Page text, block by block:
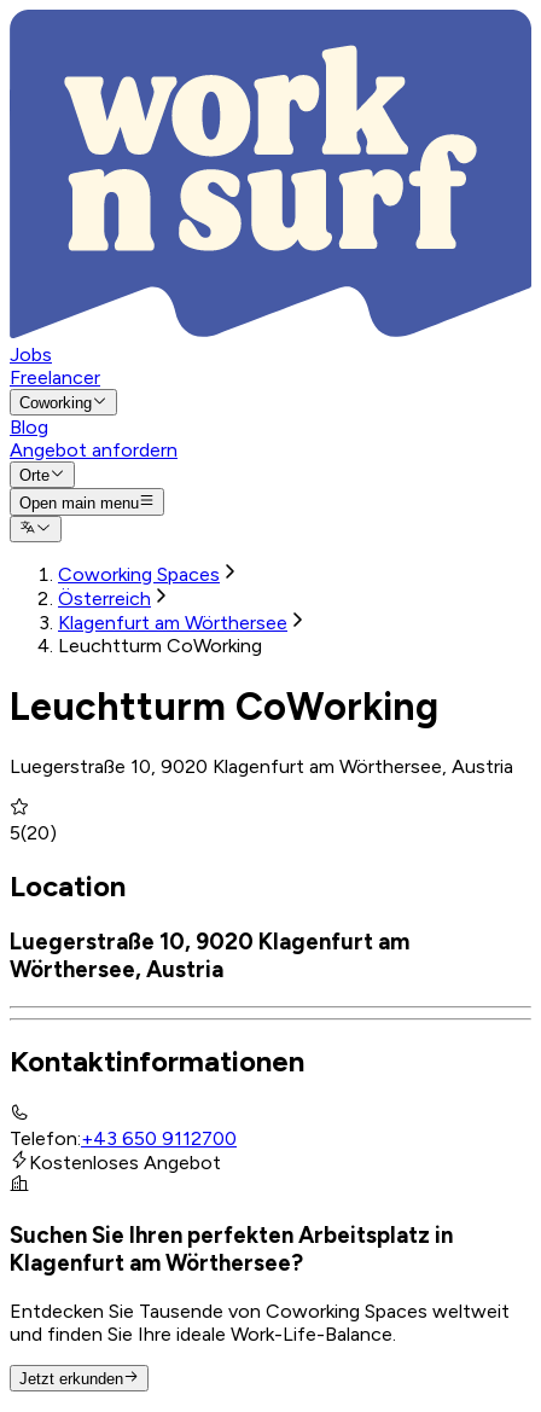
Jobs
Freelancer
Coworking
Blog
Angebot anfordern
Orte
Open main menu
Coworking Spaces
Österreich
Klagenfurt am Wörthersee
Leuchtturm CoWorking
Leuchtturm CoWorking
Luegerstraße 10, 9020 Klagenfurt am Wörthersee, Austria
5(20)
Location
Luegerstraße 10, 9020 Klagenfurt am
Wörthersee, Austria
Kontaktinformationen
Telefon:+43 650 9112700
Kostenloses Angebot
Suchen Sie Ihren perfekten Arbeitsplatz in
Klagenfurt am Wörthersee?
Entdecken Sie Tausende von Coworking Spaces weltweit
und finden Sie Ihre ideale Work-Life-Balance.
Jetzt erkunden